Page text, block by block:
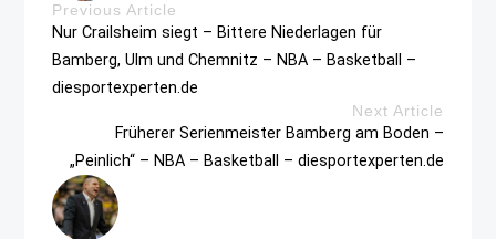
Previous Article
Nur Crailsheim siegt – Bittere Niederlagen für
Bamberg, Ulm und Chemnitz – NBA – Basketball –
diesportexperten.de
Next Article
Früherer Serienmeister Bamberg am Boden –
„Peinlich“ – NBA – Basketball – diesportexperten.de